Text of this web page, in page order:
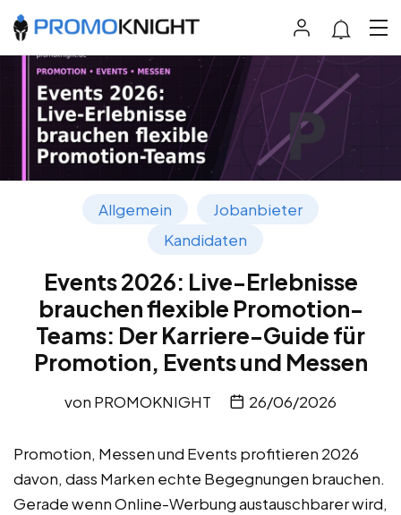
Allgemein
Jobanbieter
Kandidaten
Events 2026: Live-Erlebnisse
brauchen flexible Promotion-
Teams: Der Karriere-Guide für
Promotion, Events und Messen
von PROMOKNIGHT 26/06/2026
Promotion, Messen und Events profitieren 2026
davon, dass Marken echte Begegnungen brauchen.
Gerade wenn Online-Werbung austauschbarer wird,